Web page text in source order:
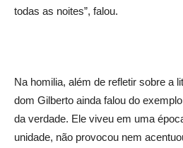
todas as noites”, falou.
Na homilia, além de refletir sobre a
dom Gilberto ainda falou do
da verdade. Ele viveu em uma
unidade, não provocou nem